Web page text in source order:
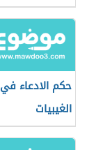
حكم الادعاء في
الغيبيات